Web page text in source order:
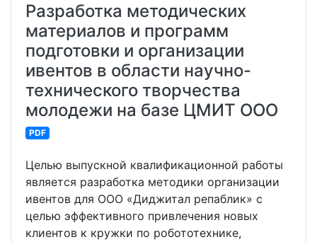
Разработка методических
материалов и программ
подготовки и организации
ивентов в области научно-
технического творчества
молодежи на базе ЦМИТ ООО
PDF
Целью выпускной квалификационной работы
является разработка методики организации
ивентов для ООО «Диджитал репаблик» с
целью эффективного привлечения новых
клиентов к кружки по робототехнике,